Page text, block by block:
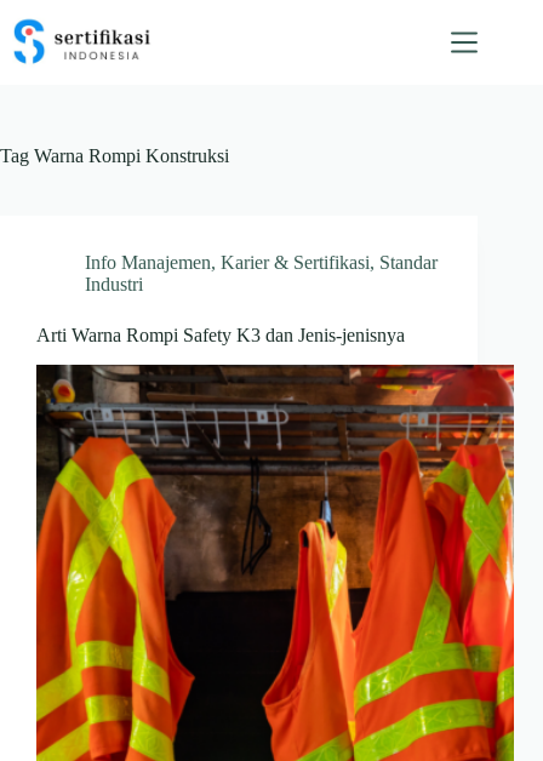
content
Tag Warna Rompi Konstruksi
Info Manajemen, Karier & Sertifikasi, Standar
Industri
Arti Warna Rompi Safety K3 dan Jenis-jenisnya